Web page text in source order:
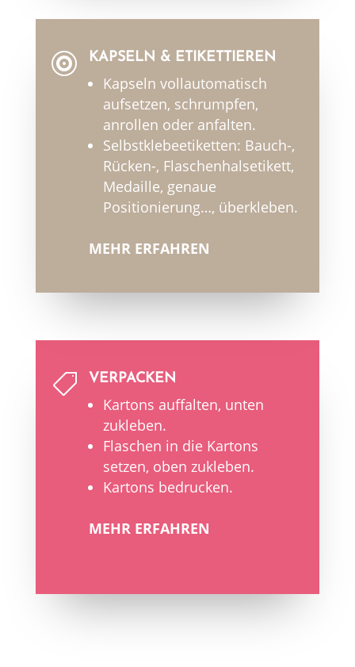
 KAPSELN & ETIKETTIEREN
Kapseln vollautomatisch
aufsetzen, schrumpfen,
anrollen oder anfalten.
Selbstklebeetiketten: Bauch-,
Rücken-, Flaschenhalsetikett,
Medaille, genaue
Positionierung…, überkleben.
MEHR ERFAHREN
 VERPACKEN
Kartons auffalten, unten
zukleben.
Flaschen in die Kartons
setzen, oben zukleben.
Kartons bedrucken.
MEHR ERFAHREN